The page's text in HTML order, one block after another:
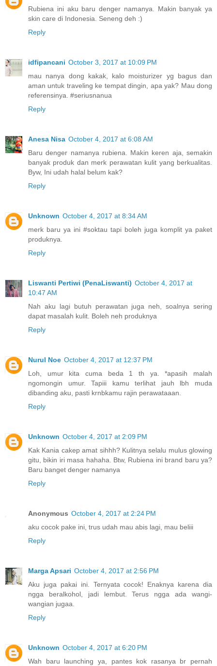
Rubiena ini aku baru denger namanya. Makin banyak ya
skin care di Indonesia. Seneng deh :)
Reply
idfipancani October 3, 2017 at 10:09 PM
mau nanya dong kakak, kalo moisturizer yg bagus dan
aman untuk traveling ke tempat dingin, apa yak? Mau dong
referensinya. #seriusnanua
Reply
Anesa Nisa October 4, 2017 at 6:08 AM
Baru denger namanya rubiena. Makin keren aja, semakin
banyak produk dan merk perawatan kulit yang berkualitas.
Byw, Ini udah halal belum kak?
Reply
Unknown October 4, 2017 at 8:34 AM
merk baru ya ini #soktau tapi boleh juga komplit ya paket
produknya.
Reply
Liswanti Pertiwi (PenaLiswanti) October 4, 2017 at
10:47 AM
Nah aku lagi butuh perawatan juga neh, soalnya sering
dapat masalah kulit. Boleh neh produknya
Reply
Nurul Noe October 4, 2017 at 12:37 PM
Loh, umur kita cuma beda 1 th ya. *apasih malah
ngomongin umur. Tapiii kamu terlihat jauh lbh muda
dibanding aku, pasti krnbkamu rajin perawataaan.
Reply
Unknown October 4, 2017 at 2:09 PM
Kak Kania cakep amat sihhh? Kulitnya selalu mulus glowing
gitu, bikin iri masa hahaha. Btw, Rubiena ini brand baru ya?
Baru banget denger namanya
Reply
Anonymous October 4, 2017 at 2:24 PM
aku cocok pake ini, trus udah mau abis lagi, mau beliii
Reply
Marga Apsari October 4, 2017 at 2:56 PM
Aku juga pakai ini. Ternyata cocok! Enaknya karena dia
ngga beralkohol, jadi lembut. Terus ngga ada wangi-
wangian jugaa.
Reply
Unknown October 4, 2017 at 6:20 PM
Wah baru launching ya, pantes kok rasanya br pernah